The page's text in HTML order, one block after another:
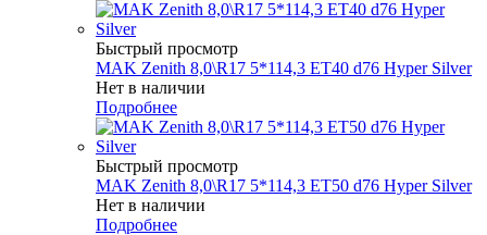
Быстрый просмотр
MAK Zenith 8,0\R17 5*114,3 ET40 d76 Hyper Silver
Нет в наличии
Подробнее
Быстрый просмотр
MAK Zenith 8,0\R17 5*114,3 ET50 d76 Hyper Silver
Нет в наличии
Подробнее